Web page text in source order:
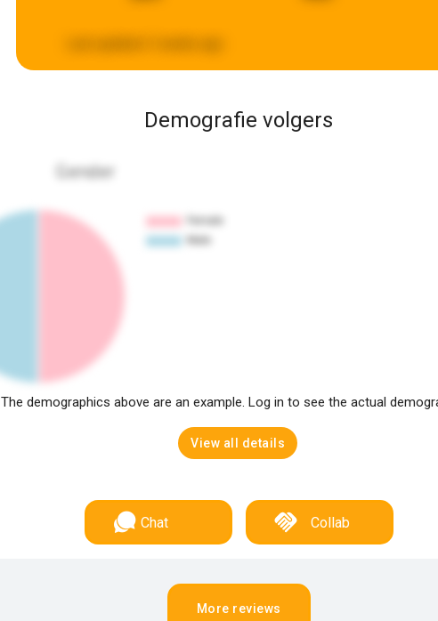
Demografie volgers
Gender
The demographics above are an example. Log in to see the actual
View all details
Chat Collab
More reviews